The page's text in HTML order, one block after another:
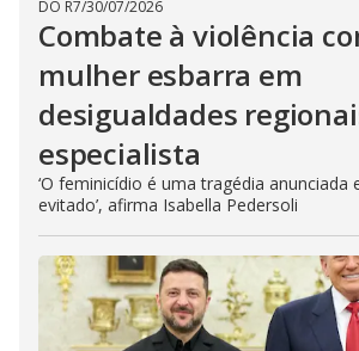
DO R7/30/07/2026
Combate à violência
mulher esbarra em
desigualdades
especialista
‘O feminicídio é uma tragédia anunciada
evitado’, afirma Isabella Pedersoli